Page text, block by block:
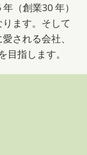
（創業30 年）
ます。そして
される会社、
目指します。